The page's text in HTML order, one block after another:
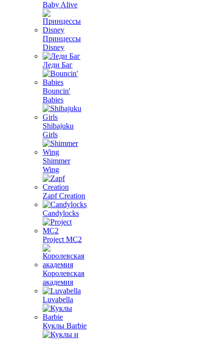
Baby Alive
Принцессы
Disney
Леди Баг
Bouncin'
Babies
Shibajuku
Girls
Shimmer
Wing
Zapf Creation
Candylocks
Project MС2
Королевская
академия
Luvabella
Куклы Barbie